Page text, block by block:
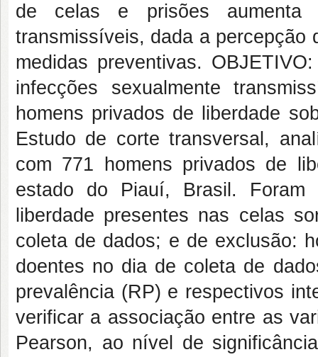
de celas e prisões aumenta
transmissíveis, dada a percepção
medidas preventivas.
infecções sexualmente
homens privados de liberdade
Estudo de corte transversal,
com 771 homens privados de
estado do Piauí, Brasil. Foram
liberdade presentes nas celas
coleta de dados; e de exclusão:
doentes no dia de coleta de
prevalência (RP) e respectivos
verificar a associação entre as
Pearson, ao nível de